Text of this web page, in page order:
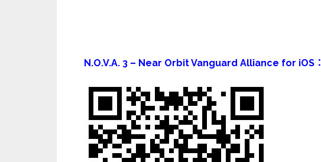
N.O.V.A. 3 – Near Orbit Vanguard Alliance for iOS：